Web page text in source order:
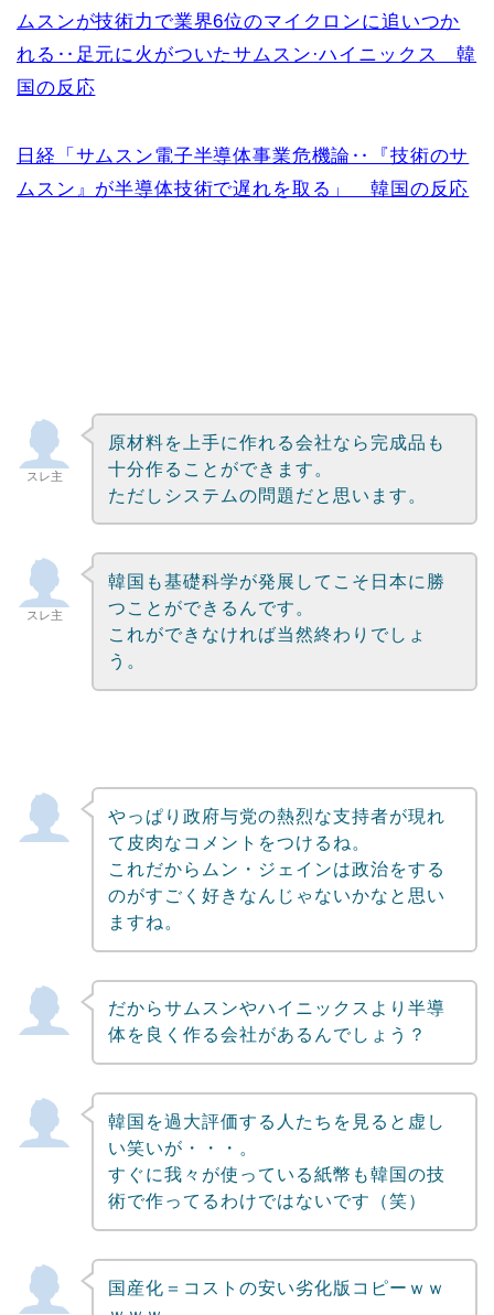
ムスンが技術力で業界6位のマイクロンに追いつか
れる‥足元に火がついたサムスン·ハイニックス 韓
国の反応
日経「サムスン電子半導体事業危機論‥『技術のサ
ムスン』が半導体技術で遅れを取る」 韓国の反応
スレ主
原材料を上手に作れる会社なら完成品も
十分作ることができます。
ただしシステムの問題だと思います。
スレ主
韓国も基礎科学が発展してこそ日本に勝
つことができるんです。
これができなければ当然終わりでしょ
う。
やっぱり政府与党の熱烈な支持者が現れ
て皮肉なコメントをつけるね。
これだからムン・ジェインは政治をする
のがすごく好きなんじゃないかなと思い
ますね。
だからサムスンやハイニックスより半導
体を良く作る会社があるんでしょう？
韓国を過大評価する人たちを見ると虚し
い笑いが・・・。
すぐに我々が使っている紙幣も韓国の技
術で作ってるわけではないです（笑）
国産化＝コストの安い劣化版コピーｗｗ